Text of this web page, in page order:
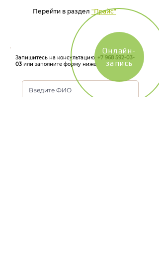
Перейти в раздел "Прайс"
Запишитесь на консультацию: +7 968 592-03-
03 или заполните форму ниже
Онлайн-
запись